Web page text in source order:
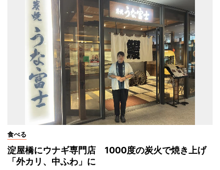
食べる
淀屋橋にウナギ専門店 1000度の炭火で焼き上げ
「外カリ、中ふわ」に